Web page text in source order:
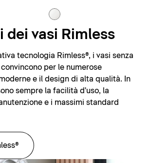
dei vasi Rimless
tecnologia Rimless®, i vasi senza
per le numerose
e il design di alta qualità. In
sempre la facilità d'uso, la
e i massimi standard